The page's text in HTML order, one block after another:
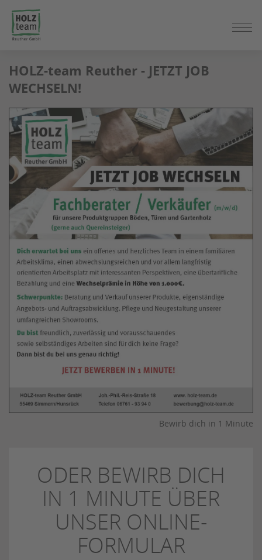
SEITENINHALT
SPRINGEN
HOLZ-team Reuther - JETZT JOB
WECHSELN!
Bewirb dich in 1 Minute
ODER BEWIRB DICH
IN 1 MINUTE ÜBER
UNSER ONLINE-
FORMULAR